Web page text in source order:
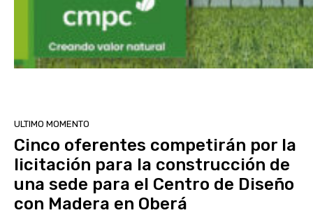
ULTIMO MOMENTO
Cinco oferentes competirán por la
licitación para la construcción de
una sede para el Centro de Diseño
con Madera en Oberá